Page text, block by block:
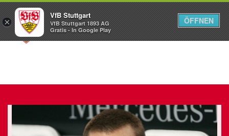
Menü
×
VfB Stuttgart
VfB Stuttgart 1893 AG
Gratis - In Google Play
ÖFFNEN